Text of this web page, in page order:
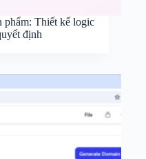
phẩm: Thiết kế logic
định